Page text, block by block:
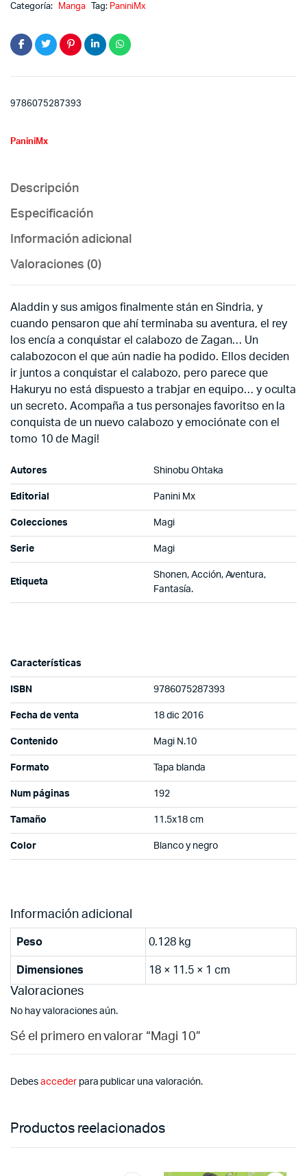
Categoría: Manga Tag: PaniniMx
9786075287393
PaniniMx
Descripción
Especificación
Información adicional
Valoraciones (0)
Aladdin y sus amigos finalmente stán en Sindria, y
cuando pensaron que ahí terminaba su aventura, el rey
los encía a conquistar el calabozo de Zagan… Un
calabozocon el que aún nadie ha podido. Ellos deciden
ir juntos a conquistar el calabozo, pero parece que
Hakuryu no está dispuesto a trabjar en equipo… y oculta
un secreto. Acompaña a tus personajes favoritso en la
conquista de un nuevo calabozo y emociónate con el
tomo 10 de Magi!
Autores Shinobu Ohtaka
Editorial Panini Mx
Colecciones Magi
Serie Magi
Etiqueta
Shonen, Acción, Aventura,
Fantasía.
Características
ISBN 9786075287393
Fecha de venta 18 dic 2016
Contenido Magi N.10
Formato Tapa blanda
Num páginas 192
Tamaño 11.5x18 cm
Color Blanco y negro
Información adicional
Peso 0.128 kg
Dimensiones 18 × 11.5 × 1 cm
Valoraciones
No hay valoraciones aún.
Sé el primero en valorar “Magi 10”
Debes accederpara publicar una valoración.
Productos reelacionados